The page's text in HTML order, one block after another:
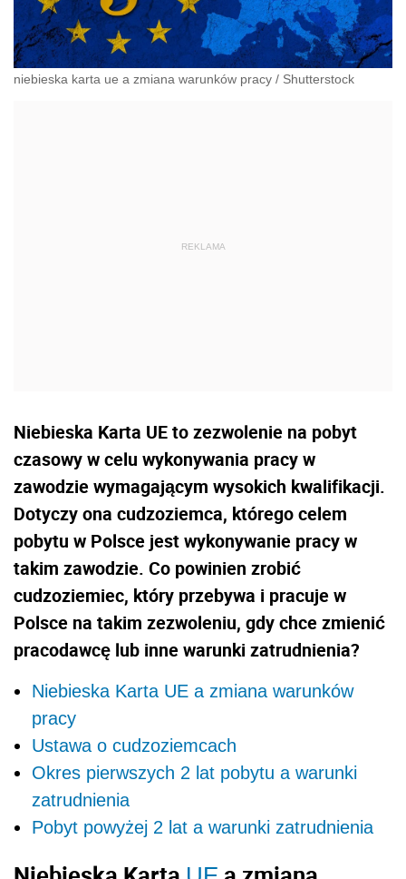
niebieska karta ue a zmiana warunków pracy / Shutterstock
Niebieska Karta UE to zezwolenie na pobyt
czasowy w celu wykonywania pracy w
zawodzie wymagającym wysokich kwalifikacji.
Dotyczy ona cudzoziemca, którego celem
pobytu w Polsce jest wykonywanie pracy w
takim zawodzie. Co powinien zrobić
cudzoziemiec, który przebywa i pracuje w
Polsce na takim zezwoleniu, gdy chce zmienić
pracodawcę lub inne warunki zatrudnienia?
Niebieska Karta UE a zmiana warunków
pracy
Ustawa o cudzoziemcach
Okres pierwszych 2 lat pobytu a warunki
zatrudnienia
Pobyt powyżej 2 lat a warunki zatrudnienia